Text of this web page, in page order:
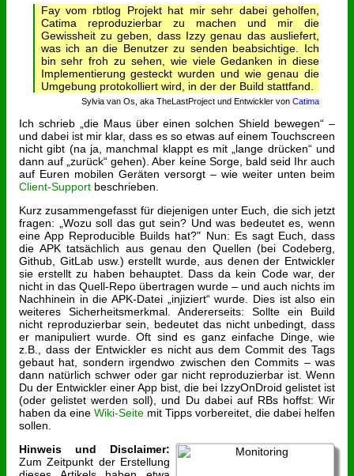
Fay vom rbtlog Projekt hat mir sehr dabei geholfen,
Catima reproduzierbar zu machen und mir die
Gewissheit zu geben, dass Izzy genau das ausliefert,
was ich an die Benutzer zu senden beabsichtige. Ich
bin sehr froh zu sehen, wie viele Gedanken in diese
Implementierung gesteckt wurden und wie genau die
Umgebung protokolliert wird, in der der Build stattfand.
Sylvia van Os, aka TheLastProject und Entwickler von Catima
Ich schrieb „die Maus über einen solchen Shield bewegen“ –
und dabei ist mir klar, dass es so etwas auf einem Touchscreen
nicht gibt (na ja, manchmal klappt es mit „lange drücken“ und
dann auf „zurück“ gehen). Aber keine Sorge, bald seid Ihr auch
auf Euren mobilen Geräten versorgt – wie weiter unten beim
Client-Support beschrieben.
Kurz zusammengefasst für diejenigen unter Euch, die sich jetzt
fragen: „Wozu soll das gut sein? Und was bedeutet es, wenn
eine App Reproducible Builds hat?" Nun: Es sagt Euch, dass
die APK tatsächlich aus genau den Quellen (bei Codeberg,
Github, GitLab usw.) erstellt wurde, aus denen der Entwickler
sie erstellt zu haben behauptet. Dass da kein Code war, der
nicht in das Quell-Repo übertragen wurde – und auch nichts im
Nachhinein in die APK-Datei „injiziert“ wurde. Dies ist also ein
weiteres Sicherheitsmerkmal. Andererseits: Sollte ein Build
nicht reproduzierbar sein, bedeutet das nicht unbedingt, dass
er manipuliert wurde. Oft sind es ganz einfache Dinge, wie
z.B., dass der Entwickler es nicht aus dem Commit des Tags
gebaut hat, sondern irgendwo zwischen den Commits – was
dann natürlich schwer oder gar nicht reproduzierbar ist. Wenn
Du der Entwickler einer App bist, die bei IzzyOnDroid gelistet ist
(oder gelistet werden soll), und Du dabei auf RBs hoffst: Wir
haben da eine Wiki-Seite mit Tipps vorbereitet, die dabei helfen
sollen.
Hinweis und Disclaimer:
Zum Zeitpunkt der Erstellung